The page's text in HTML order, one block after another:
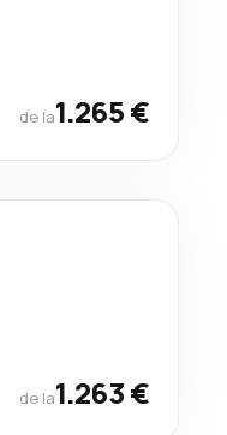
de la1.265 €
de la1.263 €